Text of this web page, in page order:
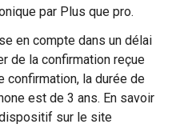
par Plus que pro.
en compte dans un délai
de la confirmation reçue
confirmation, la durée de
est de 3 ans. En savoir
sur le site